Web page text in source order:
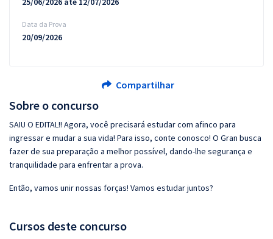
Sobre o concurso
SAIU O EDITAL!! Agora, você precisará estudar com afinco para
ingressar e mudar a sua vida! Para isso, conte conosco! O Gran busca
fazer de sua preparação a melhor possível, dando-lhe segurança e
tranquilidade para enfrentar a prova.
Então, vamos unir nossas forças! Vamos estudar juntos?
Cursos deste concurso
Data da Prova
20/09/2026
Compartilhar